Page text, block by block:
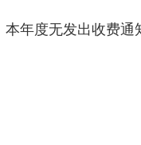
年度无发出收费